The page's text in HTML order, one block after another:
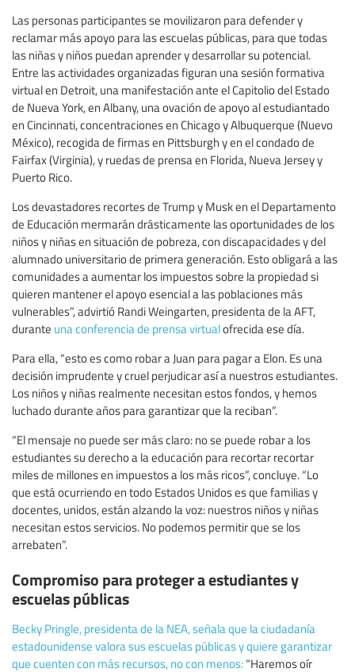
Las personas participantes se movilizaron para defender y
reclamar más apoyo para las escuelas públicas, para que todas
las niñas y niños puedan aprender y desarrollar su potencial.
Entre las actividades organizadas figuran una sesión formativa
virtual en Detroit, una manifestación ante el Capitolio del Estado
de Nueva York, en Albany, una ovación de apoyo al estudiantado
en Cincinnati, concentraciones en Chicago y Albuquerque (Nuevo
México), recogida de firmas en Pittsburgh y en el condado de
Fairfax (Virginia), y ruedas de prensa en Florida, Nueva Jersey y
Puerto Rico.
Los devastadores recortes de Trump y Musk en el Departamento
de Educación mermarán drásticamente las oportunidades de los
niños y niñas en situación de pobreza, con discapacidades y del
alumnado universitario de primera generación. Esto obligará a las
comunidades a aumentar los impuestos sobre la propiedad si
quieren mantener el apoyo esencial a las poblaciones más
vulnerables”, advirtió Randi Weingarten, presidenta de la AFT,
durante una conferencia de prensa virtualofrecida ese día.
Para ella, “esto es como robar a Juan para pagar a Elon. Es una
decisión imprudente y cruel perjudicar así a nuestros estudiantes.
Los niños y niñas realmente necesitan estos fondos, y hemos
luchado durante años para garantizar que la reciban”.
“El mensaje no puede ser más claro: no se puede robar a los
estudiantes su derecho a la educación para recortar recortar
miles de millones en impuestos a los más ricos”, concluye. “Lo
que está ocurriendo en todo Estados Unidos es que familias y
docentes, unidos, están alzando la voz: nuestros niños y niñas
necesitan estos servicios. No podemos permitir que se los
arrebaten”.
Compromiso para proteger a estudiantes y
escuelas públicas
Becky Pringle, presidenta de la NEA, señala que la ciudadanía
estadounidense valora sus escuelas públicas y quiere garantizar
que cuenten con más recursos, no con menos: “Haremos oír